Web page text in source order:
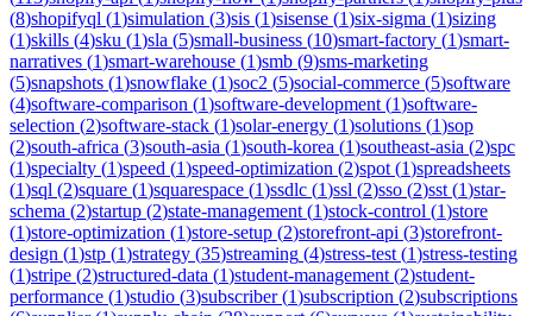
(8)shopifyql (1)simulation (3)sis (1)sisense (1)six-sigma (1)sizing
(1)skills (4)sku (1)sla (5)small-business (10)smart-factory (1)smart-
narratives (1)smart-warehouse (1)smb (9)sms-marketing
(5)snapshots (1)snowflake (1)soc2 (5)social-commerce (5)software
(4)software-comparison (1)software-development (1)software-
selection (2)software-stack (1)solar-energy (1)solutions (1)sop
(2)south-africa (3)south-asia (1)south-korea (1)southeast-asia (2)spc
(1)specialty (1)speed (1)speed-optimization (2)spot (1)spreadsheets
(1)sql (2)square (1)squarespace (1)ssdlc (1)ssl (2)sso (2)sst (1)star-
schema (2)startup (2)state-management (1)stock-control (1)store
(1)store-optimization (1)store-setup (2)storefront-api (3)storefront-
design (1)stp (1)strategy (35)streaming (4)stress-test (1)stress-testing
(1)stripe (2)structured-data (1)student-management (2)student-
performance (1)studio (3)subscriber(1)subscription (2)subscriptions